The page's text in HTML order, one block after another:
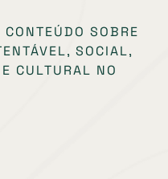
SOBRE
SOCIAL,
CULTURAL NO